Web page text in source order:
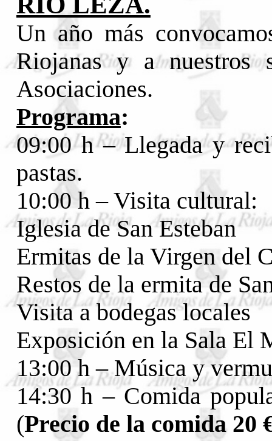
Un año más
Riojanas y a nuestros
Asociaciones.
Programa:
09:00 h – Llegada y
pastas.
10:00 h – Visita cultural:
Iglesia de San Esteban
Ermitas de la Virgen del
Restos de la ermita de
Visita a bodegas locales
Exposición en la Sala El
13:00 h – Música y
14:30 h – Comida
(Precio de la comida 20